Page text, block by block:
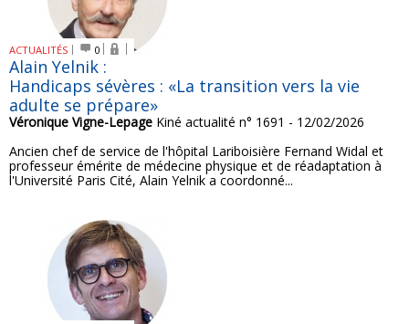
ACTUALITÉS 0
Alain Yelnik :
Handicaps sévères : «La transition vers la vie
adulte se prépare»
Véronique Vigne-Lepage Kiné actualité n° 1691 - 12/02/2026
Ancien chef de service de l'hôpital Lariboisière Fernand Widal et
professeur émérite de médecine physique et de réadaptation à
l'Université Paris Cité, Alain Yelnik a coordonné...